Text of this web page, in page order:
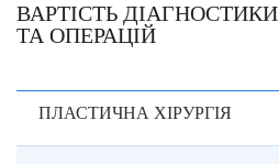
ВАРТІСТЬ ДІАГНОСТИКИ
ТА ОПЕРАЦІЙ
ПЛАСТИЧНА ХІРУРГІЯ